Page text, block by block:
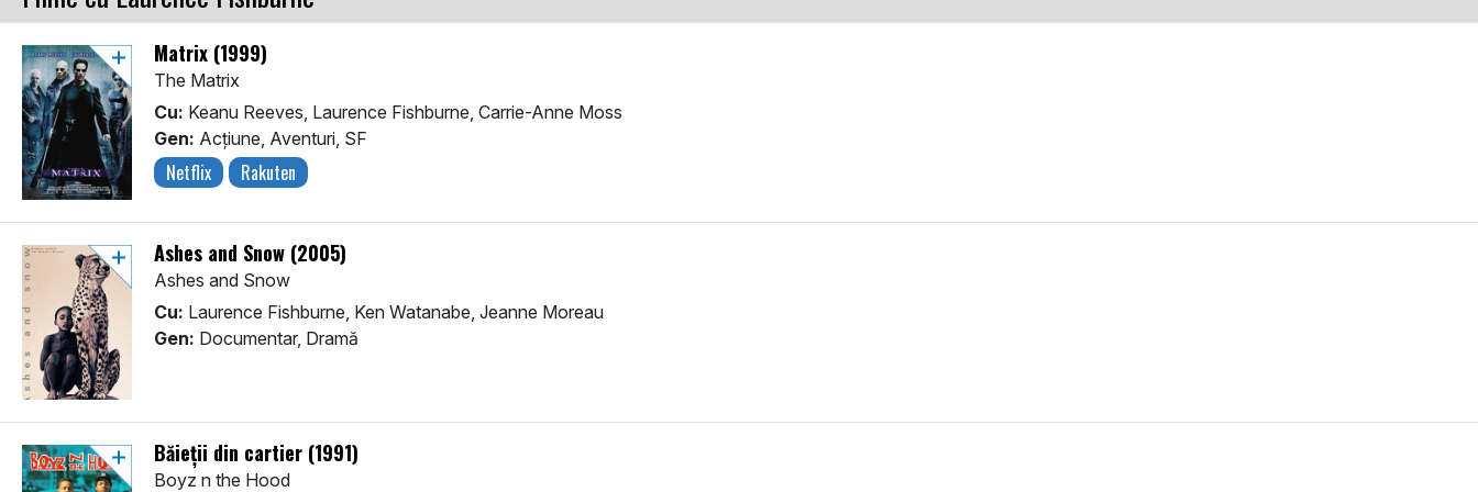
Matrix (1999)
The Matrix
Cu: Keanu Reeves, Laurence Fishburne, Carrie-Anne Moss
Gen: Acţiune, Aventuri, SF
Netflix Rakuten
Ashes and Snow (2005)
Ashes and Snow
Cu: Laurence Fishburne, Ken Watanabe, Jeanne Moreau
Gen: Documentar, Dramă
Băieții din cartier (1991)
Boyz n the Hood